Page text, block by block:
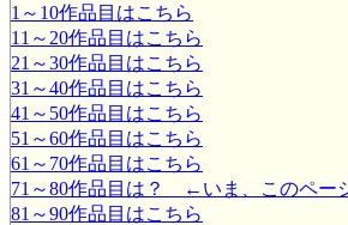
1～10作品目はこちら
11～20作品目はこちら
21～30作品目はこちら
31～40作品目はこちら
41～50作品目はこちら
51～60作品目はこちら
61～70作品目はこちら
71～80作品目は？ ←いま、このペー
81～90作品目はこちら